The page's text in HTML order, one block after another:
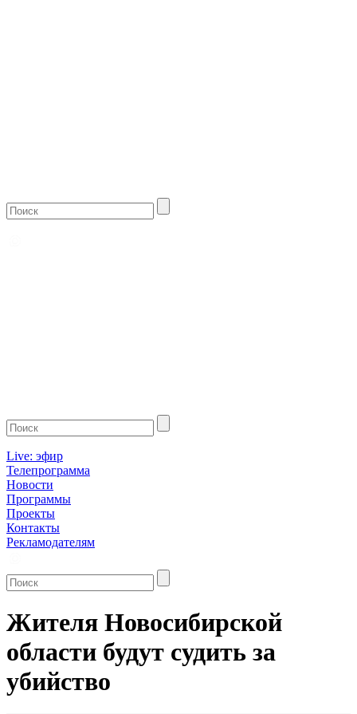
Live: эфир
Телепрограмма
Новости
Программы
Проекты
Контакты
Рекламодателям
Жителя Новосибирской
области будут судить за
убийство